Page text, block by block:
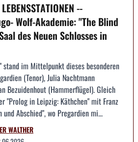
--
Wolf-Akademie: "The Blind
des Neuen Schlosses in
stand im Mittelpunkt dieses besonderen
(Tenor), Julia Nachtmann
Bezuidenhout (Hammerflügel). Gleich
"Prolog in Leipzig: Käthchen" mit Franz
Abschied", wo Pregardien mi...
WALTHER